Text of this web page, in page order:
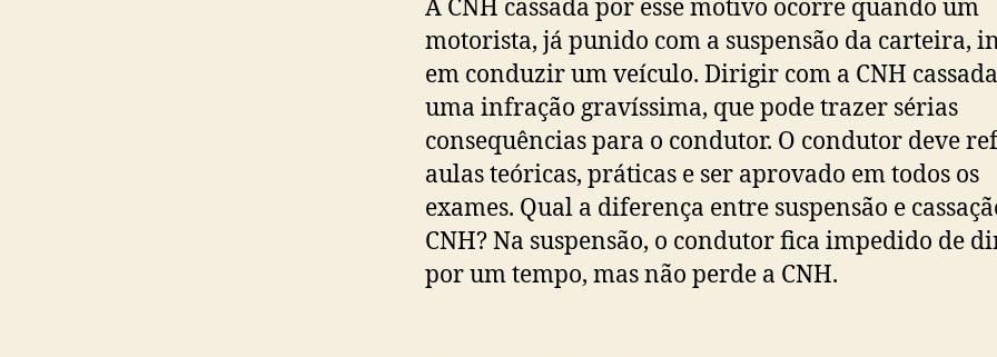
A CNH cassada por esse motivo ocorre quando um
motorista, já punido com a suspensão da carteira,
em conduzir um veículo. Dirigir com a CNH
uma infração gravíssima, que pode trazer sérias
consequências para o condutor. O condutor deve
aulas teóricas, práticas e ser aprovado em todos os
exames. Qual a diferença entre suspensão e
CNH? Na suspensão, o condutor fica impedido de
por um tempo, mas não perde a CNH.